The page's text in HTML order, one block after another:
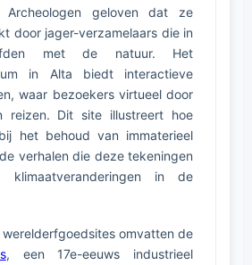
Archeologen geloven dat ze
door jager-verzamelaars die in
met de natuur. Het
in Alta biedt interactieve
waar bezoekers virtueel door
reizen. Dit site illustreert hoe
het behoud van immaterieel
verhalen die deze tekeningen
klimaatveranderingen in de
werelderfgoedsites omvatten de
, een 17e-eeuws industrieel